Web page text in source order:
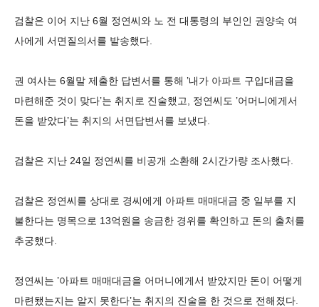
검찰은 이어 지난 6월 정연씨와 노 전 대통령의 부인인 권양숙 여
사에게 서면질의서를 발송했다.
권 여사는 6월말 제출한 답변서를 통해 ’내가 아파트 구입대금을
마련해준 것이 맞다’는 취지로 진술했고, 정연씨도 ’어머니에게서
돈을 받았다’는 취지의 서면답변서를 보냈다.
검찰은 지난 24일 정연씨를 비공개 소환해 2시간가량 조사했다.
검찰은 정연씨를 상대로 경씨에게 아파트 매매대금 중 일부를 지
불한다는 명목으로 13억원을 송금한 경위를 확인하고 돈의 출처를
추궁했다.
정연씨는 ’아파트 매매대금을 어머니에게서 받았지만 돈이 어떻게
마련됐는지는 알지 못한다’는 취지의 진술을 한 것으로 전해졌다.